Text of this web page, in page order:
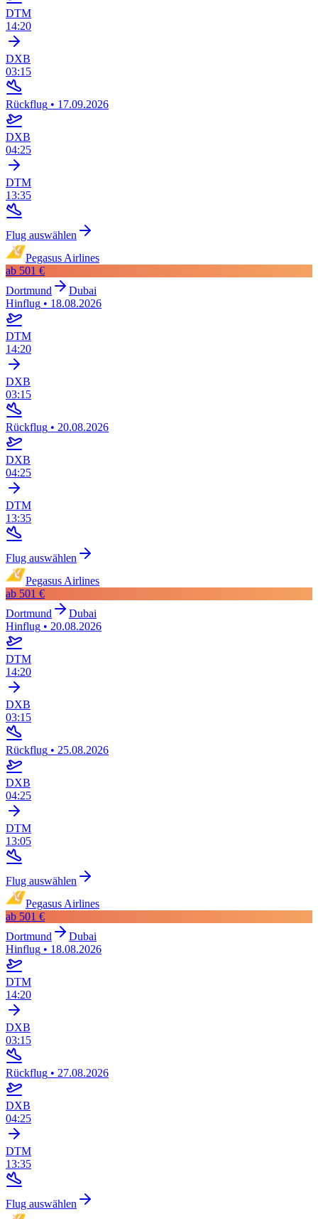
DTM
14:20
DXB
03:15
Rückflug • 17.09.2026
DXB
04:25
DTM
13:35
Flug auswählen
Pegasus Airlines
ab 501 €
Dortmund
Dubai
Hinflug • 18.08.2026
DTM
14:20
DXB
03:15
Rückflug • 20.08.2026
DXB
04:25
DTM
13:35
Flug auswählen
Pegasus Airlines
ab 501 €
Dortmund
Dubai
Hinflug • 20.08.2026
DTM
14:20
DXB
03:15
Rückflug • 25.08.2026
DXB
04:25
DTM
13:05
Flug auswählen
Pegasus Airlines
ab 501 €
Dortmund
Dubai
Hinflug • 18.08.2026
DTM
14:20
DXB
03:15
Rückflug • 27.08.2026
DXB
04:25
DTM
13:35
Flug auswählen